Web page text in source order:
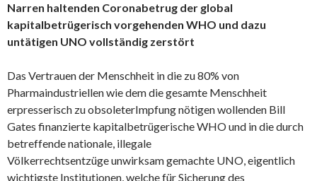
Narren haltenden Coronabetrug der global
kapitalbetrügerisch vorgehenden WHO und dazu
untätigen UNO vollständig zerstört
Das Vertrauen der Menschheit in die zu 80% von
Pharmaindustriellen wie dem die gesamte Menschheit
erpresserisch zu obsoleterImpfung nötigen wollenden Bill
Gates finanzierte kapitalbetrügerische WHO und in die durch
betreffende nationale, illegale
Völkerrechtsentzüge unwirksam gemachte UNO, eigentlich
wichtigste Institutionen, welche für Sicherung des